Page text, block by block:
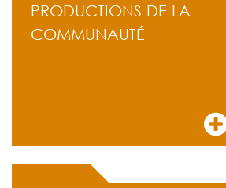
PRODUCTIONS DE LA
COMMUNAUTÉ